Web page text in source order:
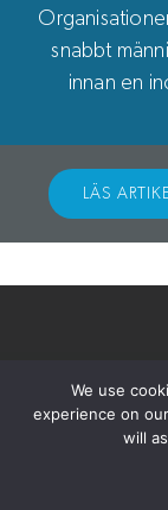
©
snabbt
innan en
LÄS
We use
experience on
will